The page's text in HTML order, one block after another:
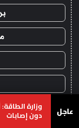
عاجل وزارة
دون إصابات